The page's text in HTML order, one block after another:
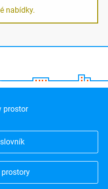
nabídky.
prostor